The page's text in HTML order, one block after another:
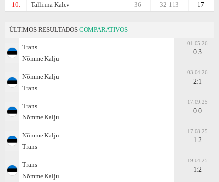
10.
Tallinna Kalev 17
32-113
36
ÚLTIMOS RESULTADOS COMPARATIVOS
Trans
Nõmme Kalju
01.05.26
0:3
Nõmme Kalju
Trans
03.04.26
2:1
Trans
Nõmme Kalju
17.09.25
0:0
Nõmme Kalju
Trans
17.08.25
1:2
Trans
Nõmme Kalju
19.04.25
1:2